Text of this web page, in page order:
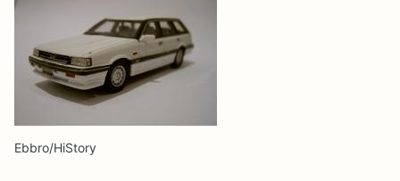
Ebbro/HiStory